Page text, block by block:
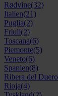
Rødvine(32)
Italien(21)
Puglia(2)
Friuli(2)
Toscana(6)
Piemonte(5)
Veneto(6)
Spanien(8)
Ribera del Duero
Rioja(4)